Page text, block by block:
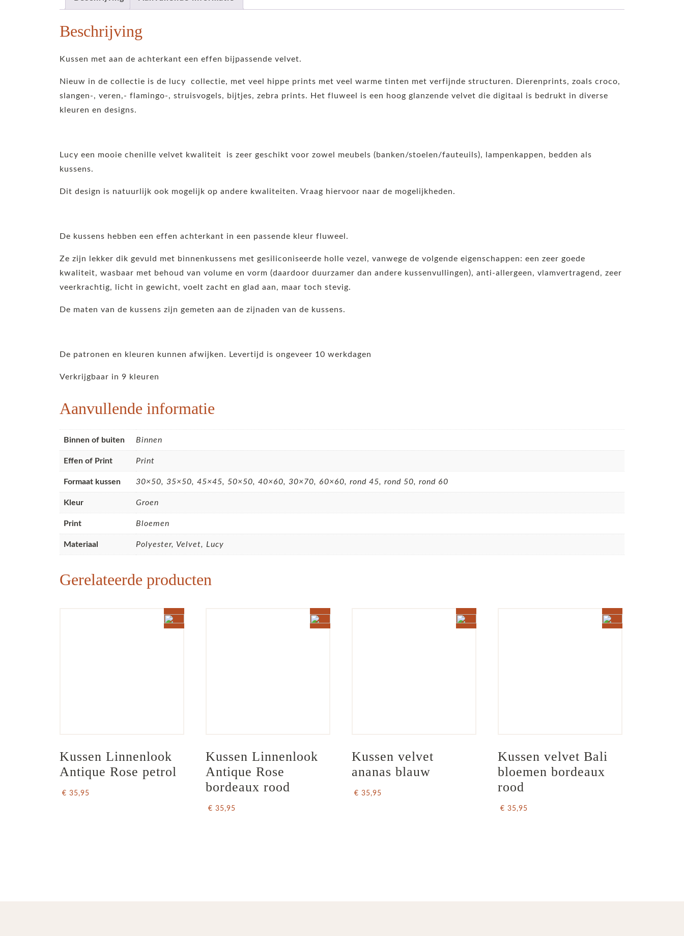
Beschrijving
Kussen met aan de achterkant een effen bijpassende velvet.
Nieuw in de collectie is de lucy collectie, met veel hippe prints met veel warme tinten met verfijnde structuren. Dierenprints, zoals croco,
slangen-, veren,- flamingo-, struisvogels, bijtjes, zebra prints. Het fluweel is een hoog glanzende velvet die digitaal is bedrukt in diverse
kleuren en designs.
Lucy een mooie chenille velvet kwaliteit is zeer geschikt voor zowel meubels (banken/stoelen/fauteuils), lampenkappen, bedden als
kussens.
Dit design is natuurlijk ook mogelijk op andere kwaliteiten. Vraag hiervoor naar de mogelijkheden.
De kussens hebben een effen achterkant in een passende kleur fluweel.
Ze zijn lekker dik gevuld met binnenkussens met gesiliconiseerde holle vezel, vanwege de volgende eigenschappen: een zeer goede
kwaliteit, wasbaar met behoud van volume en vorm (daardoor duurzamer dan andere kussenvullingen), anti-allergeen, vlamvertragend, zeer
veerkrachtig, licht in gewicht, voelt zacht en glad aan, maar toch stevig.
De maten van de kussens zijn gemeten aan de zijnaden van de kussens.
De patronen en kleuren kunnen afwijken. Levertijd is ongeveer 10 werkdagen
Verkrijgbaar in 9 kleuren
Aanvullende informatie
Binnen of buiten Binnen
Effen of Print Print
Formaat kussen 30×50, 35×50, 45×45, 50×50, 40×60, 30×70, 60×60, rond 45, rond 50, rond 60
Kleur Groen
Print Bloemen
Materiaal Polyester, Velvet, Lucy
Gerelateerde producten
Kussen Linnenlook
Antique Rose petrol
€ 35,95
Kussen Linnenlook
Antique Rose
bordeaux rood
€ 35,95
Kussen velvet
ananas blauw
€ 35,95
Kussen velvet Bali
bloemen bordeaux
rood
€ 35,95